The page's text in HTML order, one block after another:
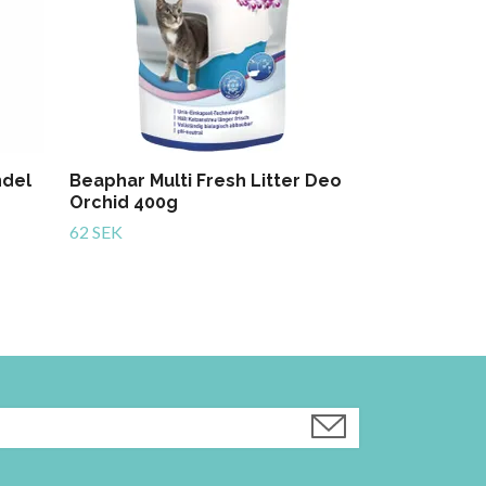
Beaphar Multi Fresh Litter Deo
Orchid 400g
62 SEK